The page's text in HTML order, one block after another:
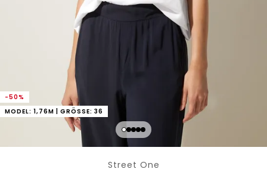
-50%
MODEL: 1,76M | GRÖSSE: 36
Street One